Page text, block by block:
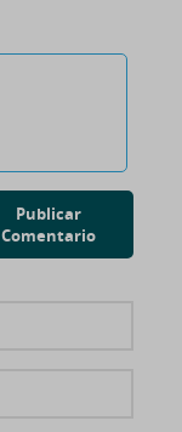
Publicar
Comentario